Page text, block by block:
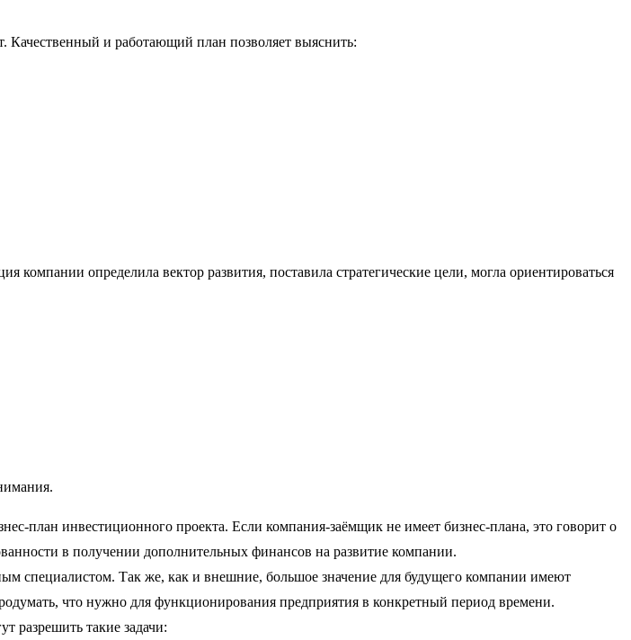
Качественный и работающий план позволяет выяснить:
компании определила вектор развития, поставила стратегические цели, могла ориентироваться
план инвестиционного проекта. Если компания-заёмщик не имеет бизнес-плана, это говорит о
в получении дополнительных финансов на развитие компании.
специалистом. Так же, как и внешние, большое значение для будущего компании имеют
что нужно для функционирования предприятия в конкретный период времени.
разрешить такие задачи: